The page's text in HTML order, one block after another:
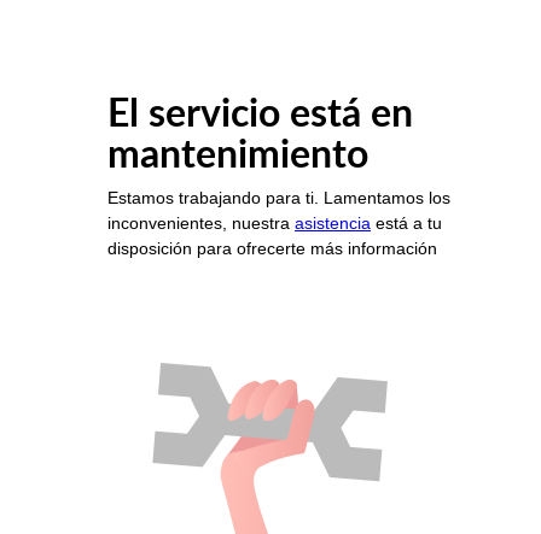
El servicio está en
mantenimiento
Estamos trabajando para ti. Lamentamos los
inconvenientes, nuestra asistencia está a tu
disposición para ofrecerte más información